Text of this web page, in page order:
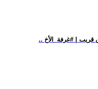
قريب | #غرفة_الأخ